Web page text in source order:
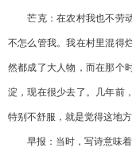
芒克：在农村我也不劳动
不怎么管我。我在村里混得
然都成了大人物，而在那个
淀，现在很少去了。几年前
特别不舒服，就是觉得这地方
早报：当时，写诗意味着